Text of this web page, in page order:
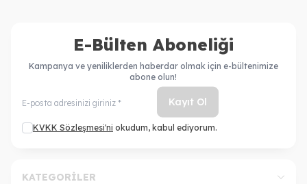
E-Bülten Aboneliği
Kampanya ve yeniliklerden haberdar olmak için e-bültenimize
abone olun!
Kayıt Ol
KVKK Sözleşmesi'ni okudum, kabul ediyorum.
KATEGORILER